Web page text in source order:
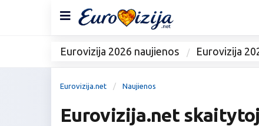
Eurovizija 2026 naujienos Eurovizija
Eurovizija.net Naujienos
Eurovizija.net